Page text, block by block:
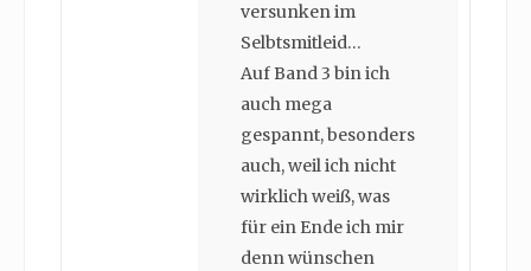
versunken im
Selbtsmitleid…
Auf Band 3 bin ich
auch mega
gespannt, besonders
auch, weil ich nicht
wirklich weiß, was
für ein Ende ich mir
denn wünschen